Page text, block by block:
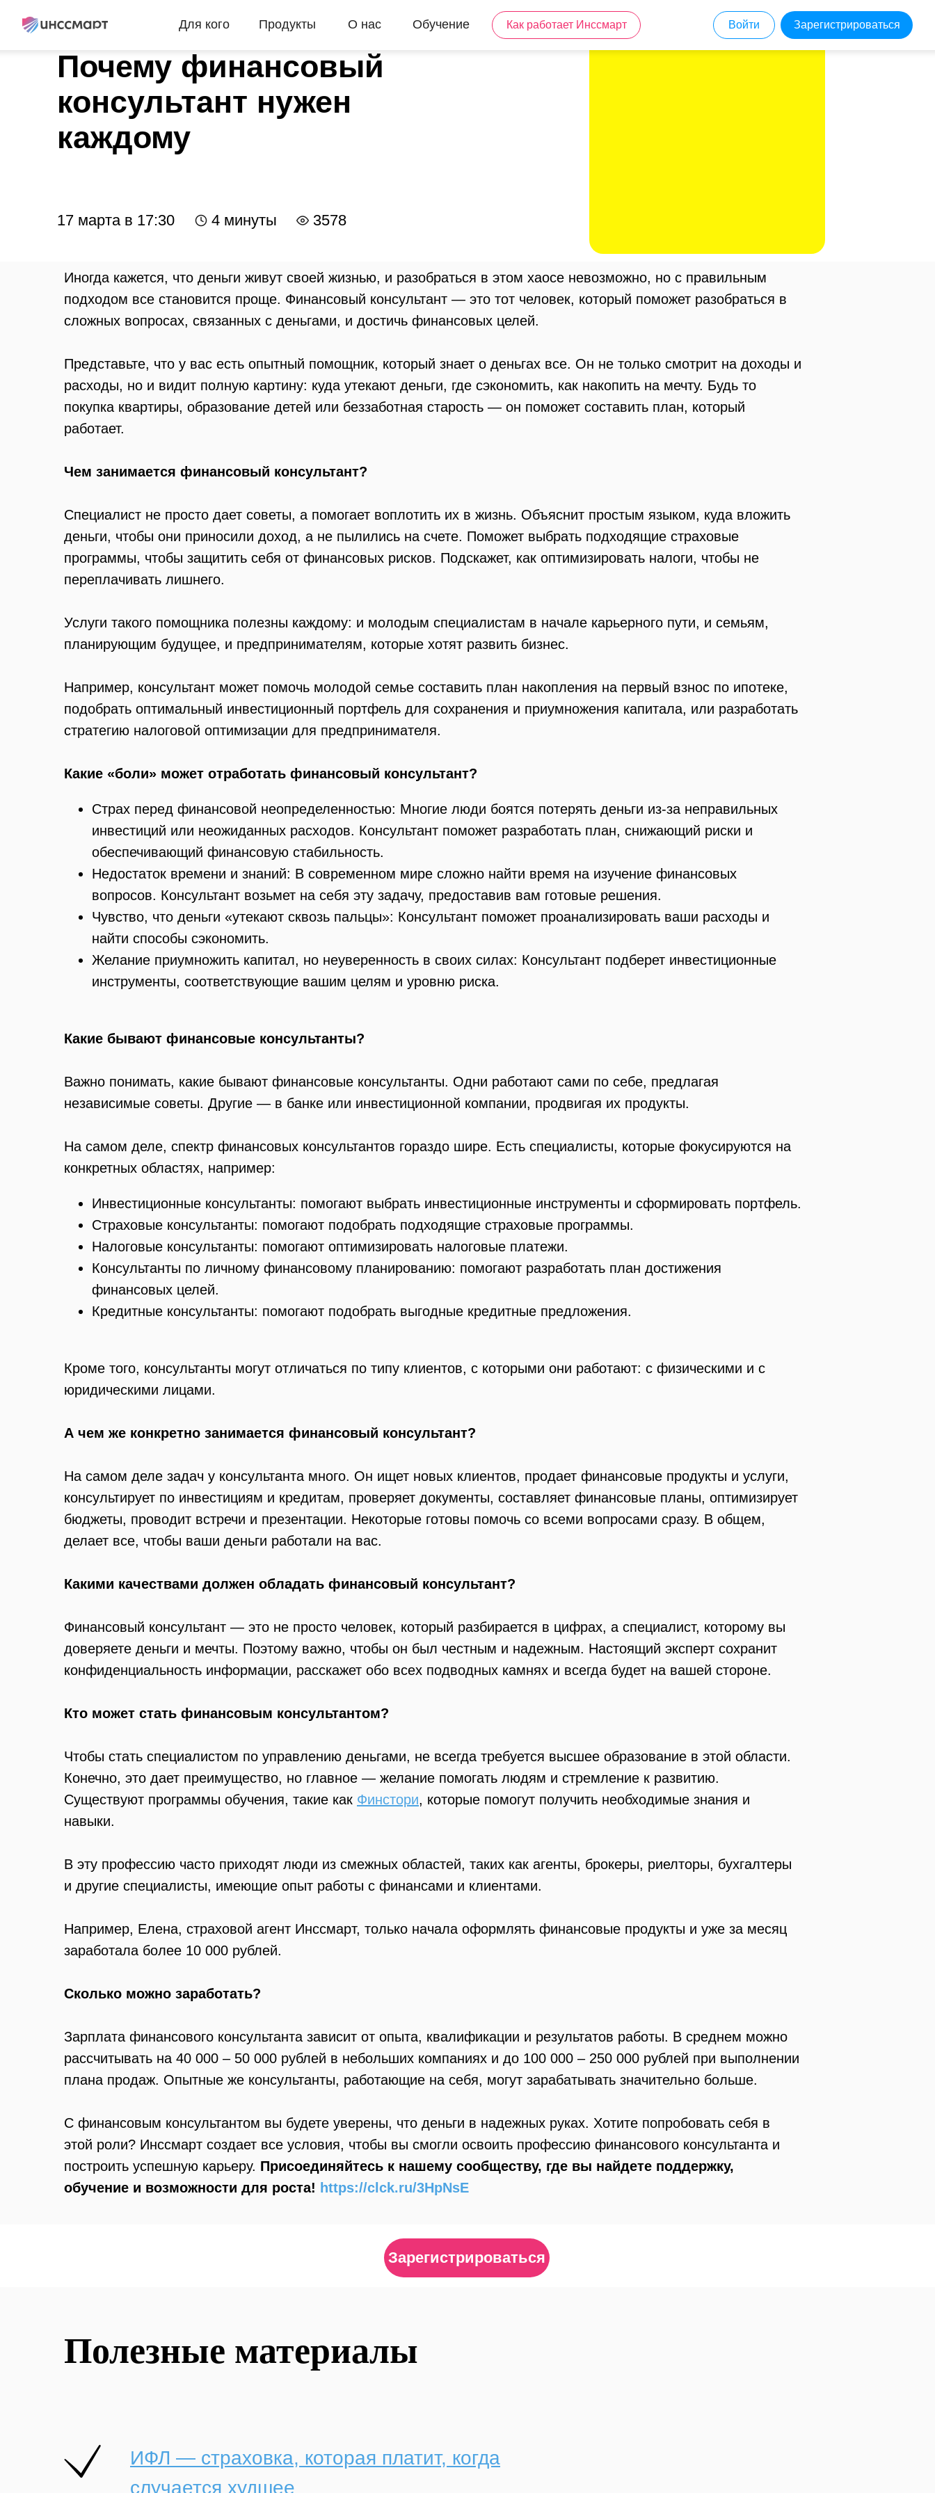
Зарегистрироваться
Как работает Инссмарт Войти
Для кого Продукты О нас Обучение
Почему финансовый
консультант нужен
каждому
3578
4 минуты
17 марта в 17:30
Иногда кажется, что деньги живут своей жизнью, и разобраться в этом хаосе невозможно, но с правильным
подходом все становится проще. Финансовый консультант — это тот человек, который поможет разобраться в
сложных вопросах, связанных с деньгами, и достичь финансовых целей.
Представьте, что у вас есть опытный помощник, который знает о деньгах все. Он не только смотрит на доходы и
расходы, но и видит полную картину: куда утекают деньги, где сэкономить, как накопить на мечту. Будь то
покупка квартиры, образование детей или беззаботная старость — он поможет составить план, который
работает.
Чем занимается финансовый консультант?
Специалист не просто дает советы, а помогает воплотить их в жизнь. Объяснит простым языком, куда вложить
деньги, чтобы они приносили доход, а не пылились на счете. Поможет выбрать подходящие страховые
программы, чтобы защитить себя от финансовых рисков. Подскажет, как оптимизировать налоги, чтобы не
переплачивать лишнего.
Услуги такого помощника полезны каждому: и молодым специалистам в начале карьерного пути, и семьям,
планирующим будущее, и предпринимателям, которые хотят развить бизнес.
Например, консультант может помочь молодой семье составить план накопления на первый взнос по ипотеке,
подобрать оптимальный инвестиционный портфель для сохранения и приумножения капитала, или разработать
стратегию налоговой оптимизации для предпринимателя.
Какие «боли» может отработать финансовый консультант?
Страх перед финансовой неопределенностью: Многие люди боятся потерять деньги из-за неправильных
инвестиций или неожиданных расходов. Консультант поможет разработать план, снижающий риски и
обеспечивающий финансовую стабильность.
Недостаток времени и знаний: В современном мире сложно найти время на изучение финансовых
вопросов. Консультант возьмет на себя эту задачу, предоставив вам готовые решения.
Чувство, что деньги «утекают сквозь пальцы»: Консультант поможет проанализировать ваши расходы и
найти способы сэкономить.
Желание приумножить капитал, но неуверенность в своих силах: Консультант подберет инвестиционные
инструменты, соответствующие вашим целям и уровню риска.
Какие бывают финансовые консультанты?
Важно понимать, какие бывают финансовые консультанты. Одни работают сами по себе, предлагая
независимые советы. Другие — в банке или инвестиционной компании, продвигая их продукты.
На самом деле, спектр финансовых консультантов гораздо шире. Есть специалисты, которые фокусируются на
конкретных областях, например:
Инвестиционные консультанты: помогают выбрать инвестиционные инструменты и сформировать портфель.
Страховые консультанты: помогают подобрать подходящие страховые программы.
Налоговые консультанты: помогают оптимизировать налоговые платежи.
Консультанты по личному финансовому планированию: помогают разработать план достижения
финансовых целей.
Кредитные консультанты: помогают подобрать выгодные кредитные предложения.
Кроме того, консультанты могут отличаться по типу клиентов, с которыми они работают: с физическими и с
юридическими лицами.
А чем же конкретно занимается финансовый консультант?
На самом деле задач у консультанта много. Он ищет новых клиентов, продает финансовые продукты и услуги,
консультирует по инвестициям и кредитам, проверяет документы, составляет финансовые планы, оптимизирует
бюджеты, проводит встречи и презентации. Некоторые готовы помочь со всеми вопросами сразу. В общем,
делает все, чтобы ваши деньги работали на вас.
Какими качествами должен обладать финансовый консультант?
Финансовый консультант — это не просто человек, который разбирается в цифрах, а специалист, которому вы
доверяете деньги и мечты. Поэтому важно, чтобы он был честным и надежным. Настоящий эксперт сохранит
конфиденциальность информации, расскажет обо всех подводных камнях и всегда будет на вашей стороне.
Кто может стать финансовым консультантом?
Чтобы стать специалистом по управлению деньгами, не всегда требуется высшее образование в этой области.
Конечно, это дает преимущество, но главное — желание помогать людям и стремление к развитию.
Существуют программы обучения, такие как Финстори, которые помогут получить необходимые знания и
навыки.
В эту профессию часто приходят люди из смежных областей, таких как агенты, брокеры, риелторы, бухгалтеры
и другие специалисты, имеющие опыт работы с финансами и клиентами.
Например, Елена, страховой агент Инссмарт, только начала оформлять финансовые продукты и уже за месяц
заработала более 10 000 рублей.
Сколько можно заработать?
Зарплата финансового консультанта зависит от опыта, квалификации и результатов работы. В среднем можно
рассчитывать на 40 000 – 50 000 рублей в небольших компаниях и до 100 000 – 250 000 рублей при выполнении
плана продаж. Опытные же консультанты, работающие на себя, могут зарабатывать значительно больше.
С финансовым консультантом вы будете уверены, что деньги в надежных руках. Хотите попробовать себя в
этой роли? Инссмарт создает все условия, чтобы вы смогли освоить профессию финансового консультанта и
построить успешную карьеру. Присоединяйтесь к нашему сообществу, где вы найдете поддержку,
обучение и возможности для роста! https://clck.ru/3HpNsE
Зарегистрироваться
Полезные материалы
ИФЛ — страховка, которая платит, когда
случается худшее